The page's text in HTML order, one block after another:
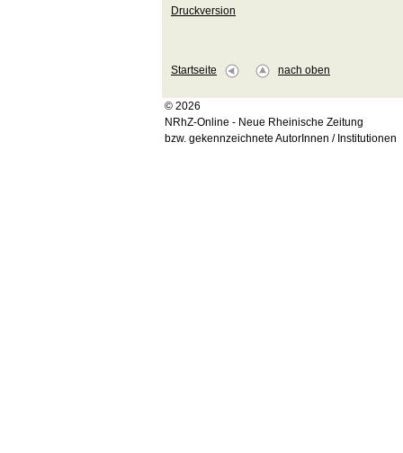
Druckversion
Startseite nach oben
© 2026
NRhZ-Online - Neue Rheinische Zeitung
bzw. gekennzeichnete AutorInnen / Institutionen